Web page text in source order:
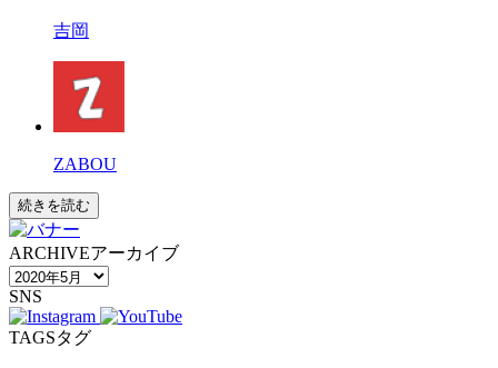
吉岡
ZABOU
続きを読む
ARCHIVEアーカイブ
SNS
TAGSタグ